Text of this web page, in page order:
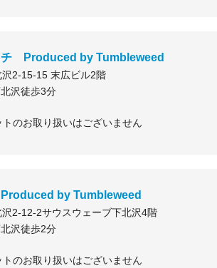
チ Produced by Tumbleweed
2-15-15 末広ビル2階
沢徒歩3分
トのお取り扱いはございません
by Tumbleweed
2-12-2サウスウェーブ下北沢4階
沢徒歩2分
トのお取り扱いはございません